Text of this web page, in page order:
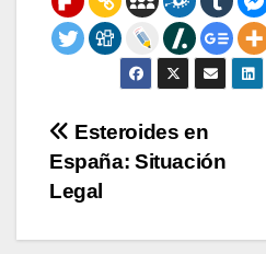
Post
navigation
Esteroides en
España: Situación
Legal